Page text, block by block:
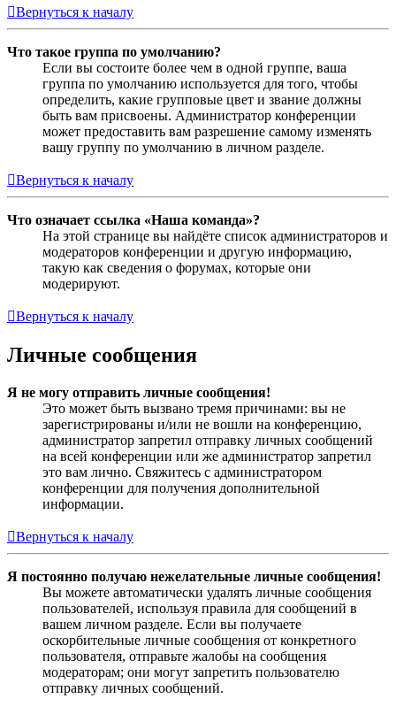
Вернуться к началу
Что такое группа по умолчанию?
Если вы состоите более чем в одной группе, ваша
группа по умолчанию используется для того, чтобы
определить, какие групповые цвет и звание должны
быть вам присвоены. Администратор конференции
может предоставить вам разрешение самому изменять
вашу группу по умолчанию в личном разделе.
Вернуться к началу
Что означает ссылка «Наша команда»?
На этой странице вы найдёте список администраторов и
модераторов конференции и другую информацию,
такую как сведения о форумах, которые они
модерируют.
Вернуться к началу
Личные сообщения
Я не могу отправить личные сообщения!
Это может быть вызвано тремя причинами: вы не
зарегистрированы и/или не вошли на конференцию,
администратор запретил отправку личных сообщений
на всей конференции или же администратор запретил
это вам лично. Свяжитесь с администратором
конференции для получения дополнительной
информации.
Вернуться к началу
Я постоянно получаю нежелательные личные сообщения!
Вы можете автоматически удалять личные сообщения
пользователей, используя правила для сообщений в
вашем личном разделе. Если вы получаете
оскорбительные личные сообщения от конкретного
пользователя, отправьте жалобы на сообщения
модераторам; они могут запретить пользователю
отправку личных сообщений.